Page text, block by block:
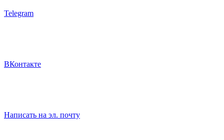
Telegram
ВКонтакте
Написать на эл. почту